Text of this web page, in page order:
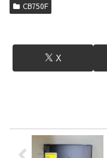
CB750F
X